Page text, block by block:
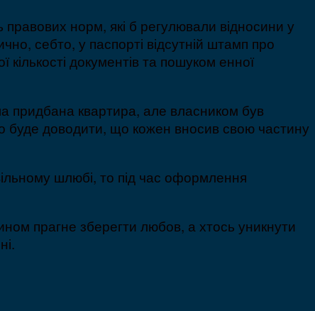
норм, які б регулювали відносини у
себто, у паспорті відсутній штамп про
документів та пошуком енної
придбана квартира, але власником був
буде доводити, що кожен вносив свою частину
шлюбі, то під час оформлення
прагне зберегти любов, а хтось уникнути